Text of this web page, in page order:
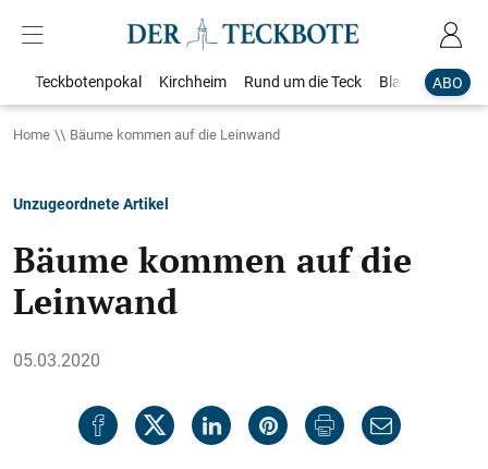
ABO
Teckbotenpokal Kirchheim Rund um die Teck Blaulicht
Home Bäume kommen auf die Leinwand
Unzugeordnete Artikel
Bäume kommen auf die
Leinwand
05.03.2020